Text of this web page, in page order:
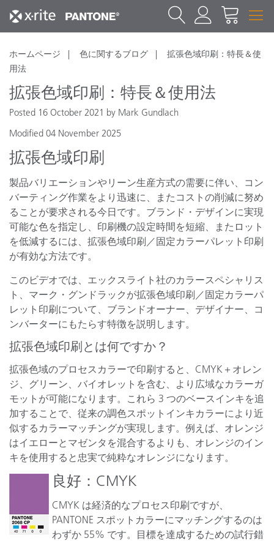
ホームページ 色に関するブログ
拡張色域印刷：特長＆使
用法
拡張色域印刷：特長＆使用法
Posted 16 October 2021 by Mark Gundlach
Modified 04 November 2025
拡張色域印刷
製品バリエーションやリーン生産方式の需要に伴い、コン
バーティング作業をより迅速に、またコストの削減に努め
ることが要求される今日です。ブランド・デザインに実現
可能な色を指定し、印刷機の設定時間を短縮、またロット
を低減するには、拡張色域印刷／固定カラーパレット印刷
が有効な方法です。
このビデオでは、エックスライト社のカラースペシャリス
ト、マーク・グンドラックが拡張色域印刷／固定カラーパ
レット印刷について、ブランドオーナー、デザイナー、コ
ンバーターにもたらす特徴を説明します。
拡張色域印刷とは何ですか？
拡張色域のプロセスカラーで印刷すると、CMYK＋オレン
ジ、グリーン、バイオレットを含む、より広域なカラーガ
モットが可能になります。これら 3 つのベースインキを追
加することで、従来の調色スポットインキカラーにより近
似するカラーマッチングが実現します。例えば、オレンジ
はイエローとマゼンタを混合するよりも、オレンジのイン
キを使用すると忠実で純粋なオレンジになります。
良好：CMYK
CMYK は経済的なプロセス印刷ですが、
PANTONE スポットカラーにマッチングするのは
わずか 55% です。目標を達成するための試行錯